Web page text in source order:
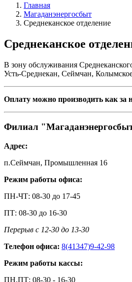
Главная
Магаданэнергосбыт
Среднеканское отделение
Среднеканское
В зону обслуживания
Усть-Среднекан, Сеймчан,
Оплату можно производить как за
Филиал
Адрес:
п.Сеймчан, Промышленная 16
Режим работы офиса:
ПН-ЧТ: 08-30 до 17-45
ПТ: 08-30 до 16-30
Перерыв с 12-30 до 13-30
Телефон офиса: 8(41347)9-42-98
Режим работы кассы:
ПН,ПТ: 08-30 - 16-30